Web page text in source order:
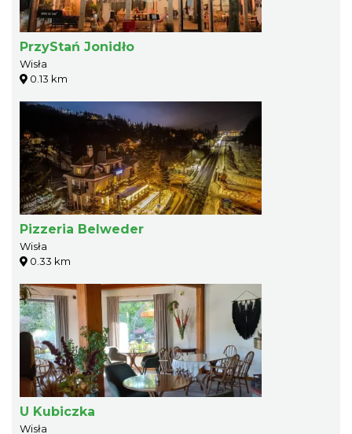
PrzyStań Jonidło
Wisła
0.13 km
Pizzeria Belweder
Wisła
0.33 km
U Kubiczka
Wisła